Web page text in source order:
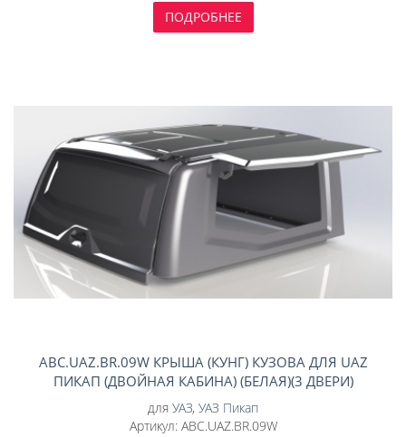
ПОДРОБНЕЕ
ABC.UAZ.BR.09W КРЫША (КУНГ) КУЗОВА ДЛЯ UAZ
ПИКАП (ДВОЙНАЯ КАБИНА) (БЕЛАЯ)(3 ДВЕРИ)
EXPEDITION АВС-ДИЗАЙН
для УАЗ, УАЗ Пикап
Артикул: ABC.UAZ.BR.09W